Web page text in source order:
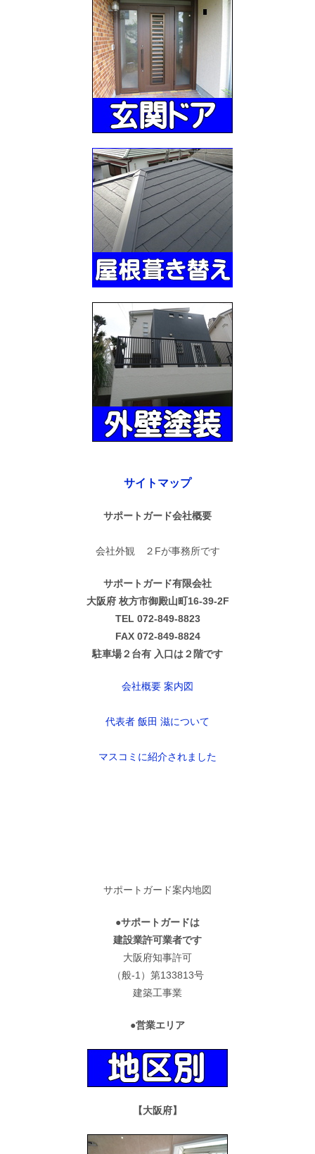
サイトマップ
サポートガード会社概要
会社外観 ２Fが事務所です
サポートガード有限会社
大阪府 枚方市御殿山町16-39-2F
TEL 072-849-8823
FAX 072-849-8824
駐車場２台有 入口は２階です
会社概要 案内図
代表者 飯田 滋について
マスコミに紹介されました
サポートガード案内地図
●サポートガードは
建設業許可業者です
大阪府知事許可
（般-1）第133813号
建築工事業
●営業エリア
【大阪府】